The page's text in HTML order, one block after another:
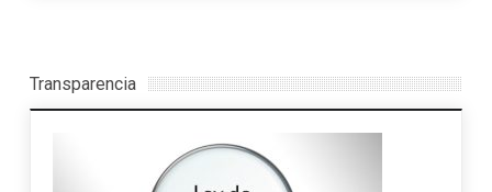
Transparencia